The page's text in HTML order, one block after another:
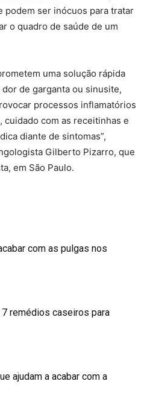
podem ser inócuos para tratar
o quadro de saúde de um
uma solução rápida
de garganta ou sinusite,
processos inflamatórios
cuidado com as receitinhas e
diante de sintomas”,
Gilberto Pizarro, que
em São Paulo.
com as pulgas nos
remédios caseiros para
ajudam a acabar com a